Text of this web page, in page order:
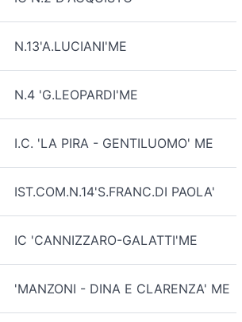
N.13'A.LUCIANI'ME
N.4 'G.LEOPARDI'ME
I.C. 'LA PIRA - GENTILUOMO' ME
IST.COM.N.14'S.FRANC.DI PAOLA'
IC 'CANNIZZARO-GALATTI'ME
'MANZONI - DINA E CLARENZA' ME